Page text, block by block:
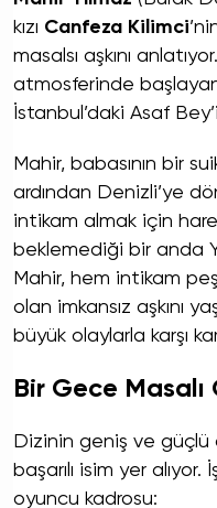
kızı Canfeza Kilimci
masalsı aşkını
atmosferinde
İstanbul’daki Asaf
Mahir, babasının bir
ardından Denizli’ye
intikam almak için
beklemediği bir anda
Mahir, hem intikam
olan imkansız aşkını
büyük olaylarla karşı
Bir Gece Masalı
Dizinin geniş ve
başarılı isim yer alıyor.
oyuncu kadrosu: